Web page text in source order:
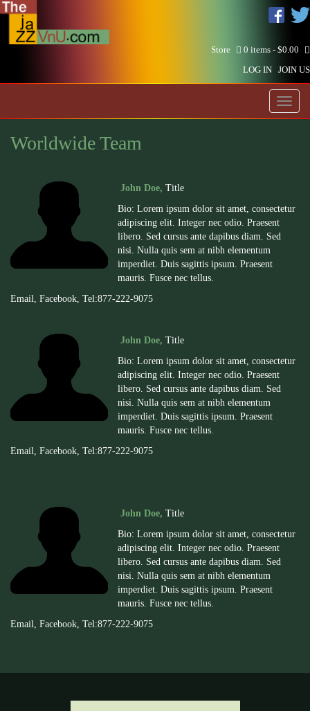
Store 0 items - $0.00
LOG IN JOIN US
Toggle
Worldwide Team
John Doe, Title
Bio: Lorem ipsum dolor sit amet, consectetur
adipiscing elit. Integer nec odio. Praesent
libero. Sed cursus ante dapibus diam. Sed
nisi. Nulla quis sem at nibh elementum
imperdiet. Duis sagittis ipsum. Praesent
mauris. Fusce nec tellus.
Email, Facebook, Tel:877-222-9075
John Doe, Title
Bio: Lorem ipsum dolor sit amet, consectetur
adipiscing elit. Integer nec odio. Praesent
libero. Sed cursus ante dapibus diam. Sed
nisi. Nulla quis sem at nibh elementum
imperdiet. Duis sagittis ipsum. Praesent
mauris. Fusce nec tellus.
Email, Facebook, Tel:877-222-9075
John Doe, Title
Bio: Lorem ipsum dolor sit amet, consectetur
adipiscing elit. Integer nec odio. Praesent
libero. Sed cursus ante dapibus diam. Sed
nisi. Nulla quis sem at nibh elementum
imperdiet. Duis sagittis ipsum. Praesent
mauris. Fusce nec tellus.
Email, Facebook, Tel:877-222-9075